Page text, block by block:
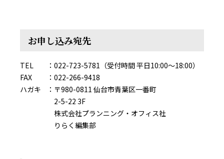
お申し込み宛先
TEL
022-723-5781（受付時間 平日10:00～18:00）
FAX
022-266-9418
ハガキ
〒980-0811 仙台市青葉区一番町
2-5-22 3F
株式会社プランニング・オフィス社
りらく編集部